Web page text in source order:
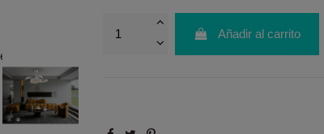
Añadir al carrito